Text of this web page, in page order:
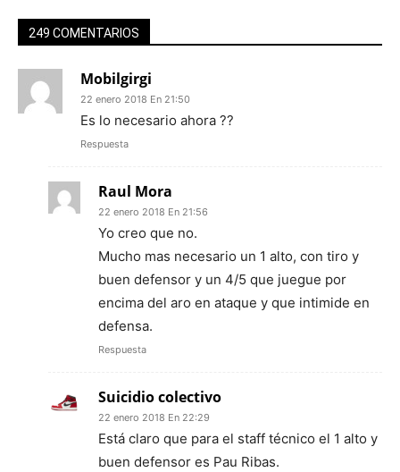
249 COMENTARIOS
Mobilgirgi
22 enero 2018 En 21:50
Es lo necesario ahora ??
Respuesta
Raul Mora
22 enero 2018 En 21:56
Yo creo que no.
Mucho mas necesario un 1 alto, con tiro y
buen defensor y un 4/5 que juegue por
encima del aro en ataque y que intimide en
defensa.
Respuesta
Suicidio colectivo
22 enero 2018 En 22:29
Está claro que para el staff técnico el 1 alto y
buen defensor es Pau Ribas.